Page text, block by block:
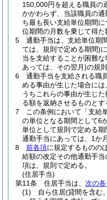
150,000円を超える職員の
かかわらず、当該職員の
ち最も長い支給単位期間
位期間の月数を乗じて得た
5
通勤手当は、支給単位期
ては、規則で定める期間)
当を支給することが困難
あっては、その翌月)の規
6
通勤手当を支給される職
める事由が生じた場合に
うちこれらの事由が生じ
る額を返納させるものとす
7
この条例において「支給
の単位となる期間として6
単位として規則で定める期
通勤手当にあっては、1か
8
前各項に規定するものの
給額の改定その他通勤手
項は、規則で定める。
(住居手当)
第11条
住居手当は、 次の
(1)
自ら住居(貸間を含む